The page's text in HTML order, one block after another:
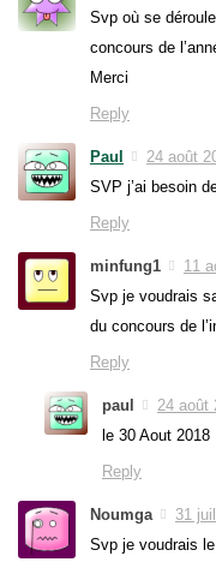
Svp où se
concours de
Merci
Reply
Paul
24 août
SVP j’ai besoin
Reply
minfung1
11
Svp je voudrais
du concours de
Reply
paul
24 août
le 30 Aout 2018
Reply
Noumga
31
Svp je voudrais